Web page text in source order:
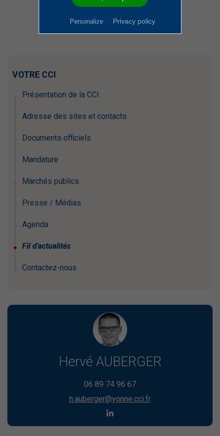
VOTRE CCI
Présentation de la CCI
Adresse des sites et contacts
Documents officiels
Mandature
Marchés publics
Presse / Médias
Agenda
Fil d'actualités
Contactez-nous
Hervé AUBERGER
06 89 74 96 67
h.auberger@yonne.cci.fr
Personalize Privacy policy